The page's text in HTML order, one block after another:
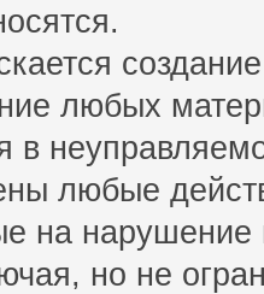
любых
в
любые
на
но не